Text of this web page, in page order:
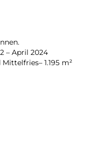
– April 2024
1.195 m²